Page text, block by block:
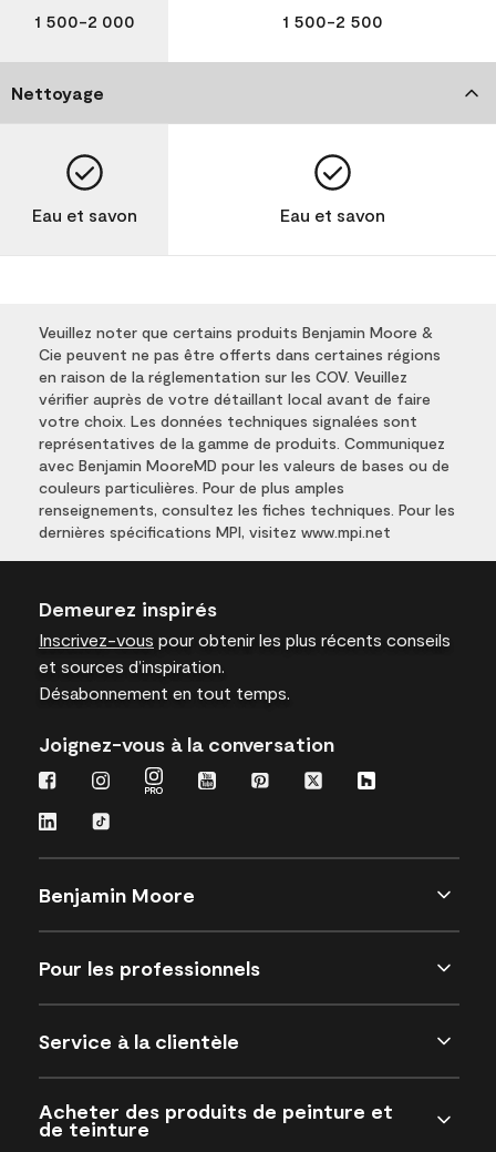
1 500-2 000 1 500-2 500
Nettoyage
Eau et savon Eau et savon
Veuillez noter que certains produits Benjamin Moore &
Cie peuvent ne pas être offerts dans certaines régions
en raison de la réglementation sur les COV. Veuillez
vérifier auprès de votre détaillant local avant de faire
votre choix. Les données techniques signalées sont
représentatives de la gamme de produits. Communiquez
avec Benjamin MooreMD pour les valeurs de bases ou de
couleurs particulières. Pour de plus amples
renseignements, consultez les fiches techniques. Pour les
dernières spécifications MPI, visitez www.mpi.net
Demeurez inspirés
Inscrivez-vous pour obtenir les plus récents conseils
et sources d’inspiration.
Désabonnement en tout temps.
Joignez-vous à la conversation
Benjamin Moore
Pour les professionnels
Service à la clientèle
Acheter des produits de peinture et
de teinture